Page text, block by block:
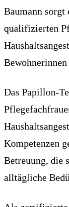
Baumann sorgt
qualifizierten
Das Papillon-
Kompetenzen
Betreuung, die
alltägliche